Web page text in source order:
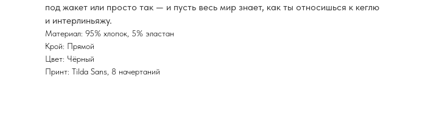
под жакет или просто так — и пусть весь мир знает, как ты относишься к кеглю
и интерлиньяжу.
Материал: 95% хлопок, 5% эластан
Крой: Прямой
Цвет: Чёрный
Принт: Tilda Sans, 8 начертаний